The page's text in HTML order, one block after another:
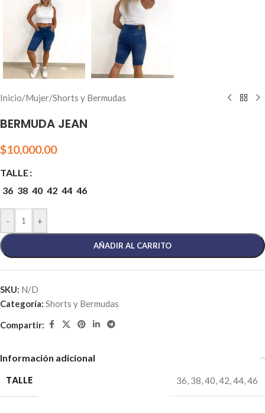
Inicio/Mujer/Shorts y Bermudas
BERMUDA JEAN
$10,000.00
TALLE
36 38 40 42 44 46
- +
AÑADIR AL CARRITO
SKU: N/D
Categoría: Shorts y Bermudas
Compartir:
Información adicional
TALLE 36, 38,40,42,44,46